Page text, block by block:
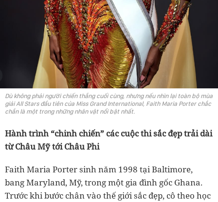
Dù không phải người chiến thắng cuối cùng, nhưng nếu nhìn lại toàn bộ mùa
giải All Stars đầu tiên của Miss Grand International, Faith Maria Porter chắc
chắn là một trong những nhân vật nổi bật nhất.
Hành trình “chinh chiến” các cuộc thi sắc đẹp trải dài
từ Châu Mỹ tới Châu Phi
Faith Maria Porter sinh năm 1998 tại Baltimore,
bang Maryland, Mỹ, trong một gia đình gốc Ghana.
Trước khi bước chân vào thế giới sắc đẹp, cô theo học